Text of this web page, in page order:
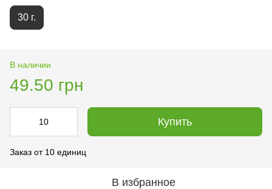
30 г.
В наличии
49.50 грн
Купить
Заказ от 10 единиц
В избранное